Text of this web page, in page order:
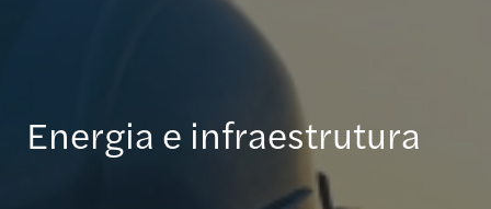
Energia e infraestrutura